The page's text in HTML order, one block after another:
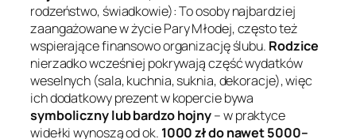
rodzeństwo, świadkowie): To osoby najbardziej
zaangażowane w życie Pary Młodej, często też
wspierające finansowo organizację ślubu. Rodzice
nierzadko wcześniej pokrywają część wydatków
weselnych (sala, kuchnia, suknia, dekoracje), więc
ich dodatkowy prezent w kopercie bywa
symboliczny lub bardzo hojny– w praktyce
widełki wynoszą od ok. 1000 zł do nawet 5000–